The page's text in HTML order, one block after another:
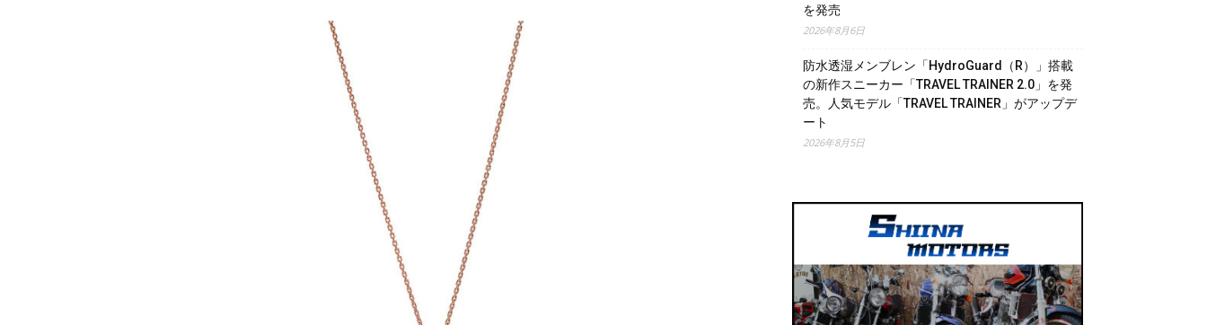
を発売
2026年8月6日
防水透湿メンブレン「HydroGuard（R）」搭載
の新作スニーカー「TRAVEL TRAINER 2.0」を発
売。人気モデル「TRAVEL TRAINER」がアップデ
ート
2026年8月5日